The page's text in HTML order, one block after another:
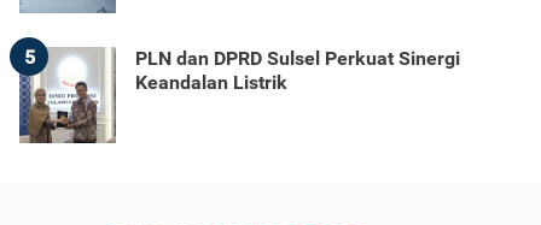
5
PLN dan DPRD Sulsel Perkuat Sinergi
Keandalan Listrik